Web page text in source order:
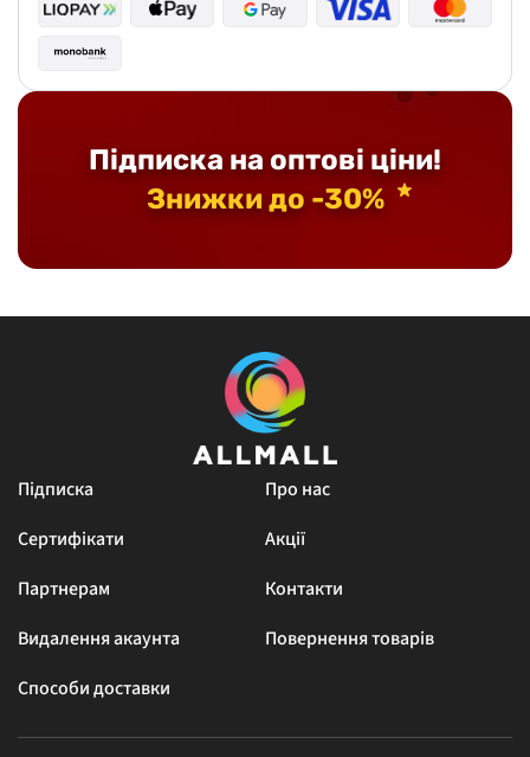
Підписка на оптові ціни!
Знижки до -30%
Підписка
Про нас
Сертифікати
Акції
Партнерам
Контакти
Видалення акаунта
Повернення товарів
Способи доставки